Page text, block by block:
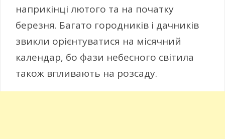
наприкінці лютого та на початку
березня. Багато городників і дачників
звикли орієнтуватися на місячний
календар, бо фази небесного світила
також впливають на розсаду.